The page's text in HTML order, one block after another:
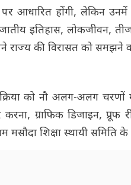
आधारित होंगी, लेकिन
इतिहास, लोकजीवन,
राज्य की विरासत को समझने
को नौ अलग-अलग
ग्राफिक डिजाइन,
शिक्षा स्थायी समिति के